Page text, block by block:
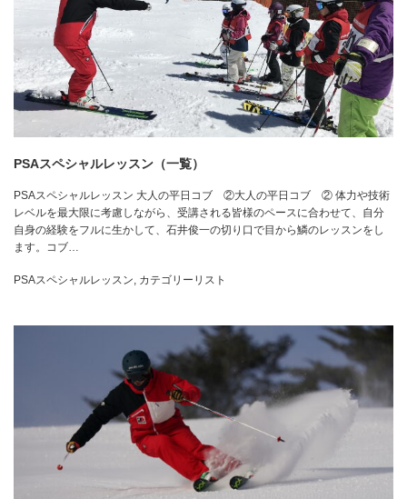
PSAスペシャルレッスン（一覧）
PSAスペシャルレッスン 大人の平日コブ ②大人の平日コブ ② 体力や技術
レベルを最大限に考慮しながら、受講される皆様のペースに合わせて、自分
自身の経験をフルに生かして、石井俊一の切り口で目から鱗のレッスンをし
ます。コブ…
PSAスペシャルレッスン, カテゴリーリスト